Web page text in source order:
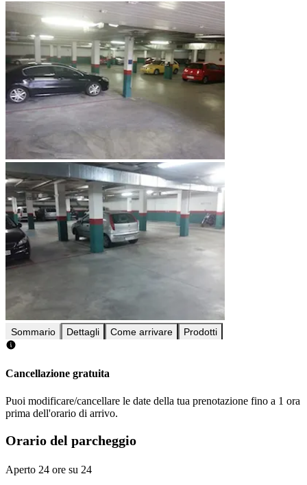
Sommario Dettagli Come arrivare Prodotti
Cancellazione gratuita
Puoi modificare/cancellare le date della tua prenotazione fino a 1 ora
prima dell'orario di arrivo.
Orario del parcheggio
Aperto 24 ore su 24